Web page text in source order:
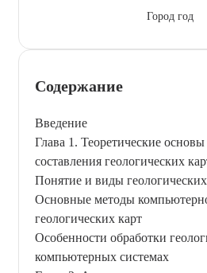
Город год
Содержание
Введение
Глава 1. Теоретические
составления геологических
Понятие и виды
Основные методы
геологических карт
Особенности обработки
компьютерных системах